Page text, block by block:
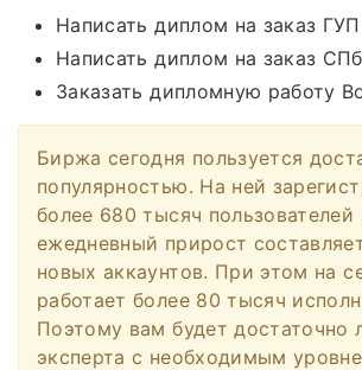
Написать диплом на заказ ГУП
Написать диплом на заказ
Заказать дипломную работу
Биржа сегодня пользуется
популярностью. На ней
более 680 тысяч пользователей
ежедневный прирост
новых аккаунтов. При этом на
работает более 80 тысяч
Поэтому вам будет достаточно
эксперта с необходимым